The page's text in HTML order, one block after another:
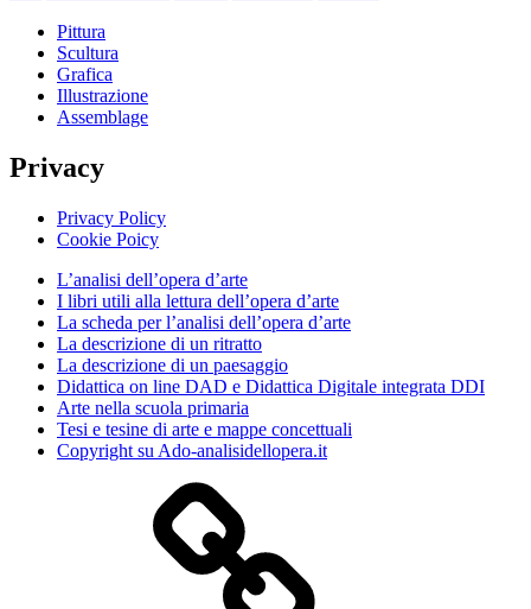
Pittura
Scultura
Grafica
Illustrazione
Assemblage
Privacy
Privacy Policy
Cookie Poicy
L’analisi dell’opera d’arte
I libri utili alla lettura dell’opera d’arte
La scheda per l’analisi dell’opera d’arte
La descrizione di un ritratto
La descrizione di un paesaggio
Didattica on line DAD e Didattica Digitale integrata DDI
Arte nella scuola primaria
Tesi e tesine di arte e mappe concettuali
Copyright su Ado-analisidellopera.it